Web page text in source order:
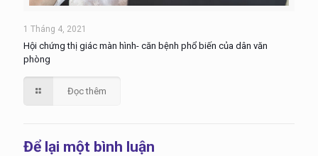
1 Tháng 4, 2021
Hội chứng thị giác màn hình- căn bệnh phổ biến của dân văn
phòng
Đọc thêm
Để lại một bình luận